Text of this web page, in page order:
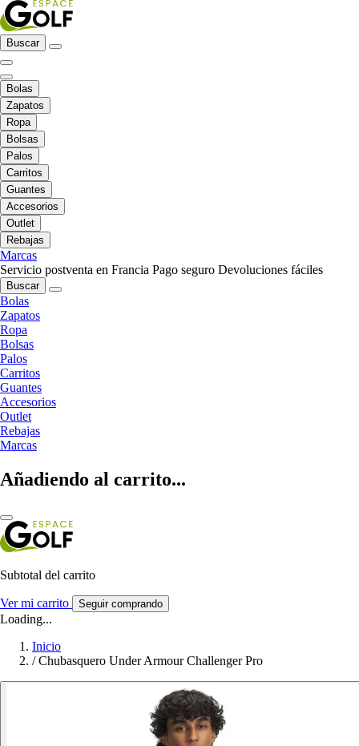
Buscar
Bolas
Zapatos
Ropa
Bolsas
Palos
Carritos
Guantes
Accesorios
Outlet
Rebajas
Marcas
Servicio postventa en Francia Pago seguro Devoluciones fáciles
Buscar
Bolas
Zapatos
Ropa
Bolsas
Palos
Carritos
Guantes
Accesorios
Outlet
Rebajas
Marcas
Añadiendo al carrito...
Subtotal del carrito
Ver mi carrito Seguir comprando
Loading...
Inicio
/ Chubasquero Under Armour Challenger Pro